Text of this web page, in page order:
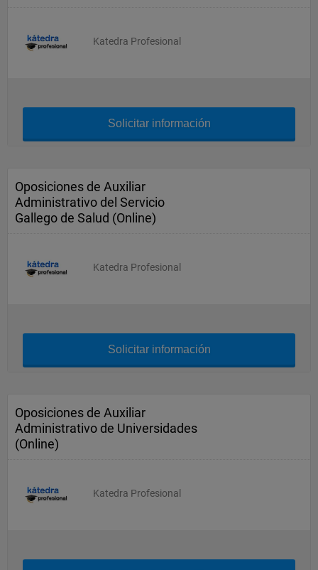
Katedra Profesional
Solicitar información
Oposiciones de Auxiliar
Administrativo del Servicio
Gallego de Salud (Online)
Katedra Profesional
Solicitar información
Oposiciones de Auxiliar
Administrativo de Universidades
(Online)
Katedra Profesional